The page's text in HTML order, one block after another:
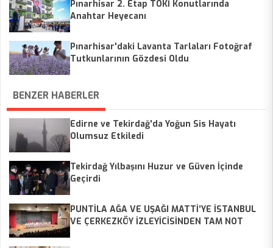
Pınarhisar 2. Etap TOKİ Konutlarında
Anahtar Heyecanı
Pınarhisar'daki Lavanta Tarlaları Fotoğraf
Tutkunlarının Gözdesi Oldu
BENZER HABERLER
Edirne ve Tekirdağ'da Yoğun Sis Hayatı
Olumsuz Etkiledi
Tekirdağ Yılbaşını Huzur ve Güven İçinde
Geçirdi
PUNTİLA AĞA VE UŞAĞI MATTİ’YE İSTANBUL
VE ÇERKEZKÖY İZLEYİCİSİNDEN TAM NOT